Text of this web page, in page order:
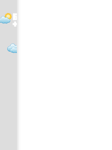
Благовещенка
+19°